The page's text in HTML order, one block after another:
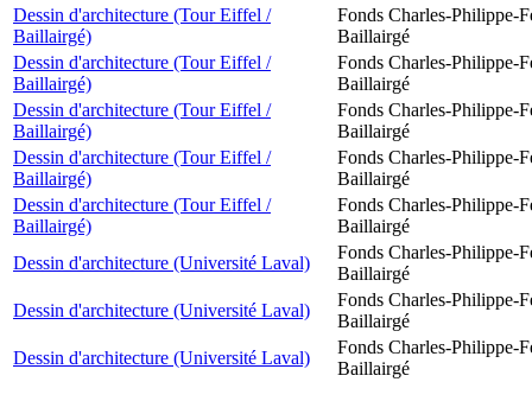
Dessin d'architecture (Tour Eiffel /
Baillairgé)
Fonds Charles-Philippe-
Baillairgé
Dessin d'architecture (Tour Eiffel /
Baillairgé)
Fonds Charles-Philippe-
Baillairgé
Dessin d'architecture (Tour Eiffel /
Baillairgé)
Fonds Charles-Philippe-
Baillairgé
Dessin d'architecture (Tour Eiffel /
Baillairgé)
Fonds Charles-Philippe-
Baillairgé
Dessin d'architecture (Tour Eiffel /
Baillairgé)
Fonds Charles-Philippe-
Baillairgé
Dessin d'architecture (Université Laval)
Fonds Charles-Philippe-
Baillairgé
Dessin d'architecture (Université Laval)
Fonds Charles-Philippe-
Baillairgé
Dessin d'architecture (Université Laval)
Fonds Charles-Philippe-
Baillairgé